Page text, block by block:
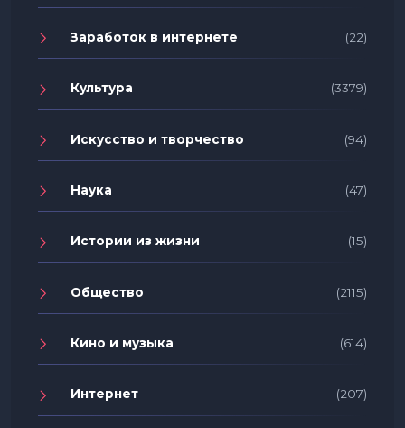
Заработок в интернете (22)
Культура (3379)
Искусство и творчество (94)
Наука (47)
Истории из жизни (15)
Общество (2115)
Кино и музыка (614)
Интернет (207)